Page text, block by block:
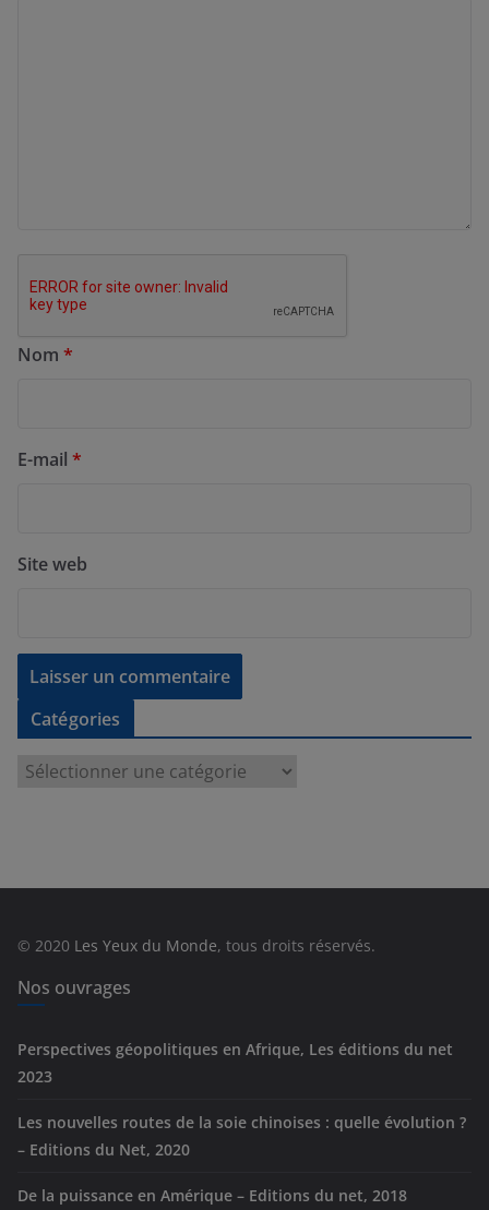
Nom *
E-mail *
Site web
Catégories
e
s
© 2020 Les Yeux du Monde, tous droits réservés.
Nos ouvrages
Perspectives géopolitiques en Afrique, Les éditions du net
2023
Les nouvelles routes de la soie chinoises : quelle évolution ?
– Editions du Net, 2020
De la puissance en Amérique – Editions du net, 2018